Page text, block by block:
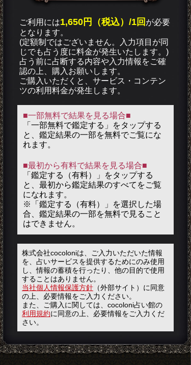
ご利用には1,650円（税込）/1回 が必要
となります。
(定額制ではございません。入力項目が同
じでも占う度に料金が発生いたします。)
占う前に占断する内容や入力情報をご確
認の上、購入お願いします。
ご購入いただくと、サービス・コンテン
ツの利用料金が発生します。
■一部無料で結果を見る場合■
「一部無料で鑑定する」をタップする
と、鑑定結果の一部を無料でご覧にな
れます。
■最初から有料で結果を見る場合■
「鑑定する（有料）」をタップする
と、最初から鑑定結果のすべてをご覧
になれます。
※「鑑定する（有料）」を選択した場
合、鑑定結果の一部を無料で見ること
はできません。
株式会社cocoloniは、ご入力いただいた情報
を、占いサービスを提供するためにのみ使用
し、情報の蓄積を行ったり、他の目的で使用
することはありません。
当社個人情報保護方針（外部サイト）に同意
の上、必要情報をご入力ください。
また、ご購入に関しては、cocoloni占い館の
利用規約に同意の上、必要情報をご入力くだ
さい。